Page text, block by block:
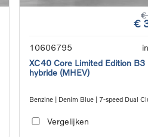
€
€
10606795
XC40 Core Limited Edition B3
hybride (MHEV)
Benzine | Denim Blue | 7-speed Dual
Vergelijken